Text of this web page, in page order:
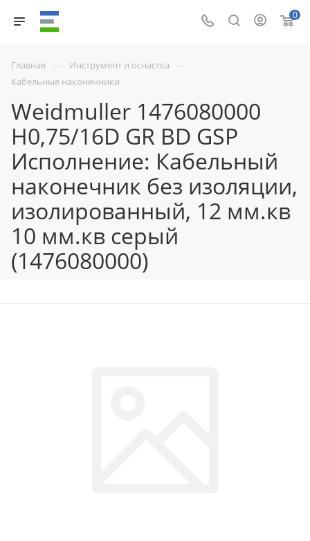
0
Главная — Инструмент и оснастка —
Кабельные наконечники
Weidmuller 1476080000
H0,75/16D GR BD GSP
Исполнение: Кабельный
наконечник без изоляции,
изолированный, 12 мм.кв
10 мм.кв серый
(1476080000)